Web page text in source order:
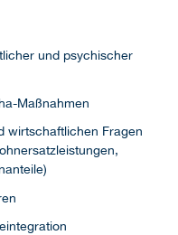
und psychischer
Maßnahmen
wirtschaftlichen Fragen